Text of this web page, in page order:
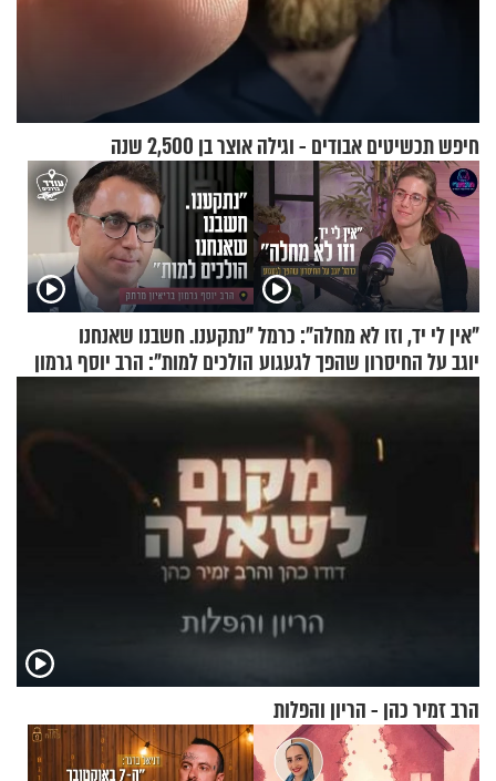
חיפש תכשיטים אבודים - וגילה אוצר בן 2,500 שנה
"אין לי יד, וזו לא מחלה": כרמל
יוגב על החיסרון שהפך לגעגוע
"נתקענו. חשבנו שאנחנו
הולכים למות": הרב יוסף גרמון
בריאיון מרתק
הרב זמיר כהן - הריון והפלות